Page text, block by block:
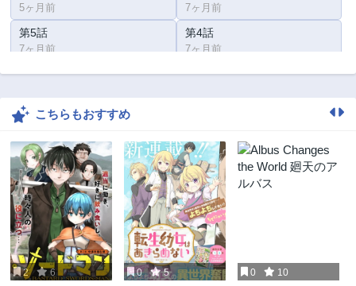
5ヶ月前 7ヶ月前
第5話
7ヶ月前
第4話
7ヶ月前
第3話 第2.1話
第2話こちらもおすすめ
2 6 0 5 0 10